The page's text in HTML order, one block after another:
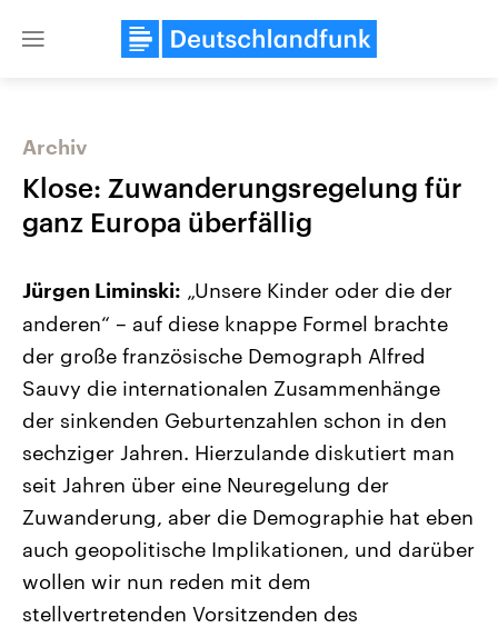
Close
Landtagswahl Sachsen-Anhalt
Alle Informationen
Sachsen-Anhalt wählt am 6.
September 2026 einen neuen
Landtag. Seit 2021 wird das
Bundesland von einer Koalition aus
CDU, SPD und FDP regiert.-
Umfragen, Prognosen,
Wahlprogramme, aktuelle Berichte
und Hintergründe zu den Parteien
und Kandidaten der anstehenden
USA
Hintergründe
Wirtschaftlich und
gehören die Vereinigten
den mächtigsten Ländern
mit großem Einfluss auf
aktuelle Weltgeschehen.
Sendungen Programm Podcasts
Audio-Archiv
Archiv
Klose: Zuwanderungsregelung für
ganz Europa überfällig
Jürgen Liminski: „Unsere Kinder oder die der
anderen“ – auf diese knappe Formel brachte
der große französische Demograph Alfred
Sauvy die internationalen Zusammenhänge
der sinkenden Geburtenzahlen schon in den
sechziger Jahren. Hierzulande diskutiert man
seit Jahren über eine Neuregelung der
Zuwanderung, aber die Demographie hat eben
auch geopolitische Implikationen, und darüber
wollen wir nun reden mit dem
stellvertretenden Vorsitzenden des